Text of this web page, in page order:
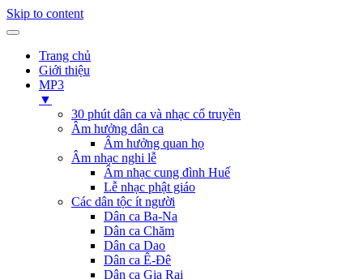
Skip to content
Trang chủ
Giới thiệu
MP3
▼
30 phút dân ca và nhạc cổ truyền
Âm hưởng dân ca
Âm hưởng quan họ
Âm nhạc nghi lễ
Âm nhạc cung đình Huế
Lễ nhạc phật giáo
Các dân tộc ít người
Dân ca Ba-Na
Dân ca Chăm
Dân ca Dao
Dân ca Ê-Đê
Dân ca Gia Rai